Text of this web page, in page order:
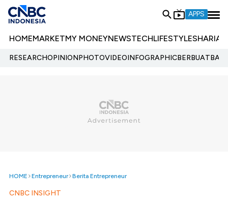
APPS
HOMEMARKETMY MONEYNEWSTECHLIFESTYLESHARIA
RESEARCHOPINIONPHOTOVIDEOINFOGRAPHIC
HOME Entrepreneur Berita Entrepreneur
CNBC INSIGHT